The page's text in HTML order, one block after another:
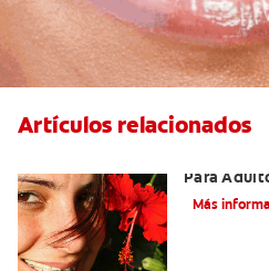
Artículos relacionados
Para
Más